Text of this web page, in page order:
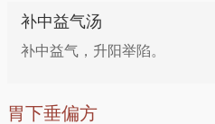
补中益气汤
补中益气，升阳举陷。
胃下垂偏方